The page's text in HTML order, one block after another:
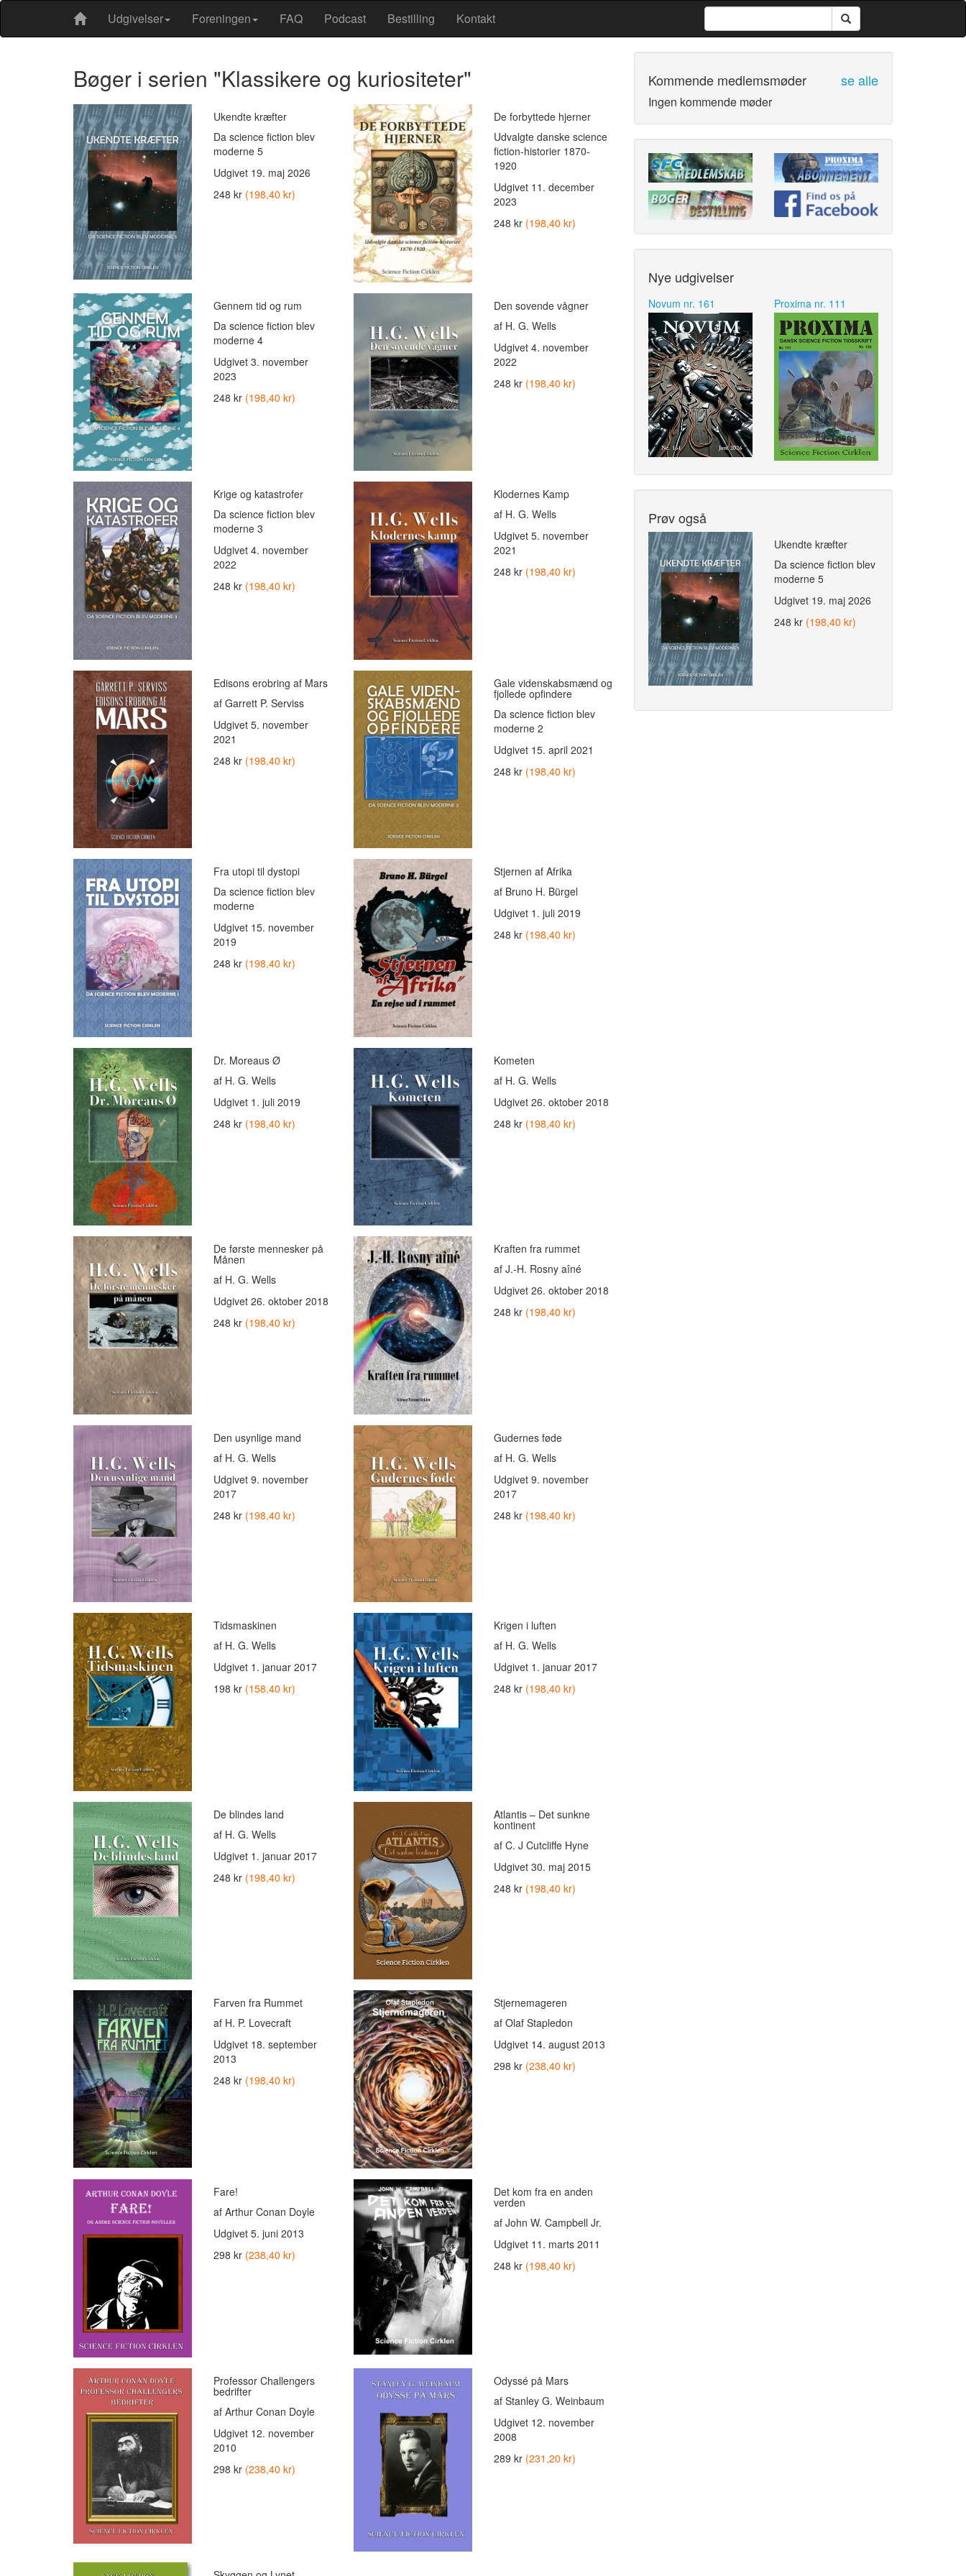
Udgivelser Foreningen FAQ Podcast Bestilling Kontakt
Bøger i serien "Klassikere og kuriositeter"
Ukendte kræfter
Da science fiction blev
moderne 5
Udgivet 19. maj 2026
248 kr (198,40 kr)
De forbyttede hjerner
Udvalgte danske science
fiction-historier 1870-
1920
Udgivet 11. december
2023
248 kr (198,40 kr)
Gennem tid og rum
Da science fiction blev
moderne 4
Udgivet 3. november
2023
248 kr (198,40 kr)
Den sovende vågner
af H. G. Wells
Udgivet 4. november
2022
248 kr (198,40 kr)
Krige og katastrofer
Da science fiction blev
moderne 3
Udgivet 4. november
2022
248 kr (198,40 kr)
Klodernes Kamp
af H. G. Wells
Udgivet 5. november
2021
248 kr (198,40 kr)
Edisons erobring af Mars
af Garrett P. Serviss
Udgivet 5. november
2021
248 kr (198,40 kr)
Gale videnskabsmænd og
fjollede opfindere
Da science fiction blev
moderne 2
Udgivet 15. april 2021
248 kr (198,40 kr)
Fra utopi til dystopi
Da science fiction blev
moderne
Udgivet 15. november
2019
248 kr (198,40 kr)
Stjernen af Afrika
af Bruno H. Bürgel
Udgivet 1. juli 2019
248 kr (198,40 kr)
Dr. Moreaus Ø
af H. G. Wells
Udgivet 1. juli 2019
248 kr (198,40 kr)
Kometen
af H. G. Wells
Udgivet 26. oktober 2018
248 kr (198,40 kr)
De første mennesker på
Månen
af H. G. Wells
Udgivet 26. oktober 2018
248 kr (198,40 kr)
Kraften fra rummet
af J.-H. Rosny aîné
Udgivet 26. oktober 2018
248 kr (198,40 kr)
Den usynlige mand
af H. G. Wells
Udgivet 9. november
2017
248 kr (198,40 kr)
Gudernes føde
af H. G. Wells
Udgivet 9. november
2017
248 kr (198,40 kr)
Tidsmaskinen
af H. G. Wells
Udgivet 1. januar 2017
198 kr (158,40 kr)
Krigen i luften
af H. G. Wells
Udgivet 1. januar 2017
248 kr (198,40 kr)
De blindes land
af H. G. Wells
Udgivet 1. januar 2017
248 kr (198,40 kr)
Atlantis – Det sunkne
kontinent
af C. J Cutcliffe Hyne
Udgivet 30. maj 2015
248 kr (198,40 kr)
Farven fra Rummet
af H. P. Lovecraft
Udgivet 18. september
2013
248 kr (198,40 kr)
Stjernemageren
af Olaf Stapledon
Udgivet 14. august 2013
298 kr (238,40 kr)
Fare!
af Arthur Conan Doyle
Udgivet 5. juni 2013
298 kr (238,40 kr)
Det kom fra en anden
verden
af John W. Campbell Jr.
Udgivet 11. marts 2011
248 kr (198,40 kr)
Professor Challengers
bedrifter
af Arthur Conan Doyle
Udgivet 12. november
2010
298 kr (238,40 kr)
Odyssé på Mars
af Stanley G. Weinbaum
Udgivet 12. november
2008
289 kr (231,20 kr)
Kommende medlemsmøder se alle
Ingen kommende møder
Nye udgivelser
Novum nr. 161 Proxima nr. 111
Prøv også
Ukendte kræfter
Da science fiction blev
moderne 5
Udgivet 19. maj 2026
248 kr (198,40 kr)